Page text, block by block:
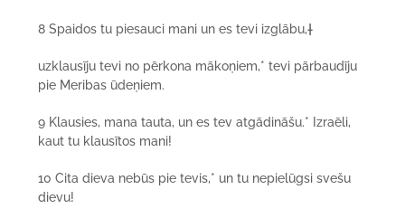
8 Spaidos tu piesauci mani un es tevi izglābu,†
uzklausīju tevi no pērkona mākoņiem,* tevi pārbaudīju
pie Meribas ūdeņiem.
9 Klausies, mana tauta, un es tev atgādināšu.* Izraēli,
kaut tu klausītos mani!
10 Cita dieva nebūs pie tevis,* un tu nepielūgsi svešu
dievu!